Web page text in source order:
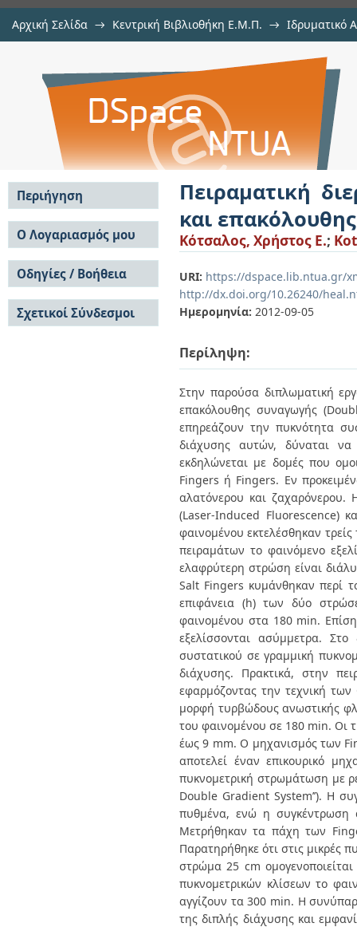
Αρχική Σελίδα → Κεντρική Βιβλιοθήκη Ε.Μ.Π. → Ιδρυματικό
Πειραματική διερεύνηση
συναγωγής
Πειραματική
και
Κότσαλος, Χρήστος Ε.;
URI: https://dspace.lib.ntua.gr/
http://dx.doi.org/10.26240/
Ημερομηνία: 2012-09-05
Περίληψη:
Στην παρούσα διπλωματική
επακόλουθης συναγωγής
επηρεάζουν την πυκνότητα
διάχυσης αυτών, δύναται
εκδηλώνεται με δομές που
Fingers ή Fingers. Εν
αλατόνερου και ζαχαρόνερου.
(Laser-Induced Fluorescence)
φαινομένου εκτελέσθηκαν
πειραμάτων το φαινόμενο
ελαφρύτερη στρώση είναι
Salt Fingers κυμάνθηκαν περί
επιφάνεια (h) των δύο
φαινομένου στα 180 min.
εξελίσσονται ασύμμετρα.
συστατικού σε γραμμική
διάχυσης. Πρακτικά, στην
εφαρμόζοντας την τεχνική
μορφή τυρβώδους ανωστικής
του φαινομένου σε 180 min. Οι
έως 9 mm. Ο μηχανισμός των
αποτελεί έναν επικουρικό
πυκνομετρική στρωμάτωση με
Double Gradient System’’). Η
πυθμένα, ενώ η συγκέντρωση
Μετρήθηκαν τα πάχη των
Παρατηρήθηκε ότι στις μικρές
στρώμα 25 cm
πυκνομετρικών κλίσεων το
αγγίζουν τα 300 min. Η
της διπλής διάχυσης και
Περιήγηση
Σε όλο το DSpace
Κοινότητες & Συλλογές
Ανά Ημερομηνία
Έκδοσης
Συγγραφείς
Τίτλοι
Θέματα
Ο Λογαριασμός μου
Σύνδεση
Εγγραφή
Οδηγίες / Βοήθεια
Οδηγίες Υποβολής
Οδηγίες Χρήσης ΙΑ
Συχνές Ερωτήσεις
Σχετικοί Σύνδεσμοι